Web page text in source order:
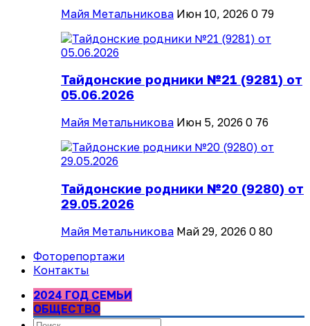
Майя Метальникова Июн 10, 2026 0 79
Тайдонские родники №21 (9281) от
05.06.2026
Майя Метальникова Июн 5, 2026 0 76
Тайдонские родники №20 (9280) от
29.05.2026
Майя Метальникова Май 29, 2026 0 80
Фоторепортажи
Контакты
2024 ГОД СЕМЬИ
ОБЩЕСТВО